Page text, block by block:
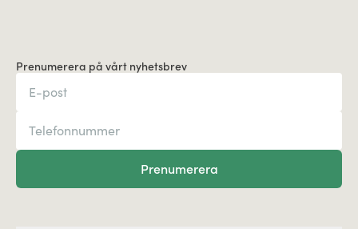
Prenumerera på vårt nyhetsbrev
Prenumerera